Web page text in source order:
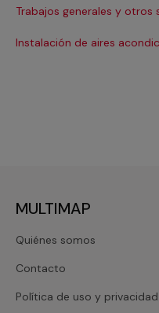
Trabajos generales y
Instalación de aires
MULTIMAP
Quiénes somos
Contacto
Política de uso y privacidad